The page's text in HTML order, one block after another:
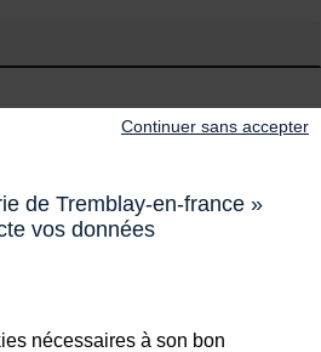
de Tremblay-en-france »
vos données
nécessaires à son bon
Continuer sans accepter